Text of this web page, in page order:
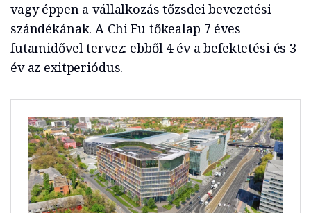
vagy éppen a vállalkozás tőzsdei bevezetési
szándékának. A Chi Fu tőkealap 7 éves
futamidővel tervez: ebből 4 év a befektetési és 3
év az exitperiódus.